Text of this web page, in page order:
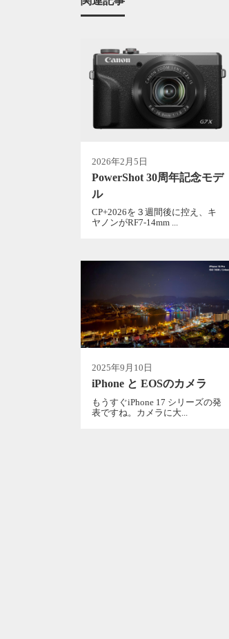
2026年2月5日
PowerShot 30周年記念モデ
ル
CP+2026を３週間後に控え、キ
ヤノンがRF7-14mm ...
2025年9月10日
iPhone と EOSのカメラ
もうすぐiPhone 17 シリーズの発
表ですね。カメラに大...